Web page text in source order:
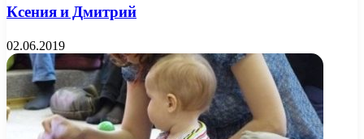
Ксения и Дмитрий
02.06.2019